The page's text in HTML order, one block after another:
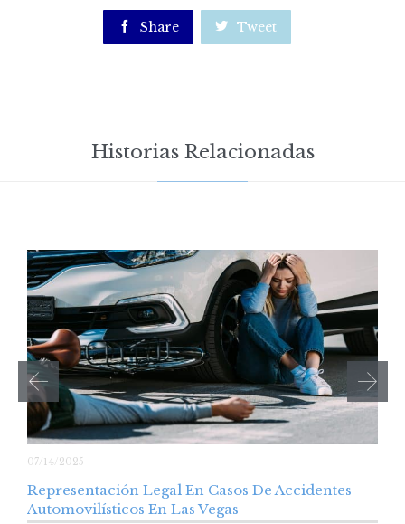
 Share  Tweet
Historias Relacionadas
07/14/2025
Representación Legal En Casos De Accidentes
Automovilísticos En Las Vegas